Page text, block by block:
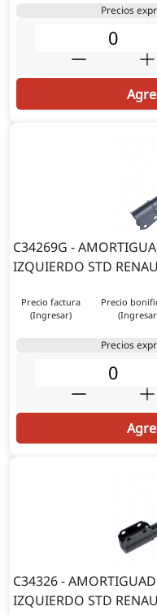
Precios
C34269G -
IZQUIERDO STD
Precio factura
(Ingresar)
Precio
Precios
C34326 -
IZQUIERDO STD